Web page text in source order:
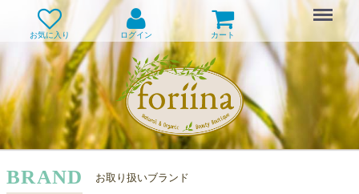
お気に入り ログイン カート
Menu
BRAND お取り扱いブランド